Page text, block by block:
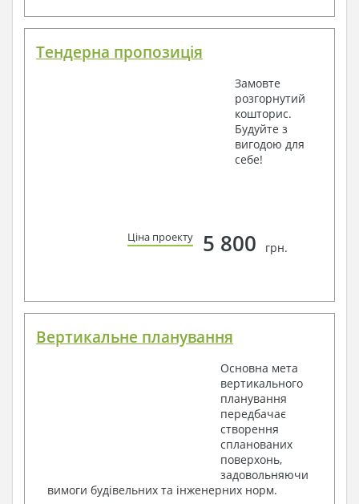
Тендерна пропозиція
Замовте
розгорнутий
кошторис.
Будуйте з
вигодою для
себе!
Ціна проекту 5 800 грн.
Вертикальне планування
Основна мета
вертикального
планування
передбачає
створення
спланованих
поверхонь,
задовольняючи
вимоги будівельних та інженерних норм.